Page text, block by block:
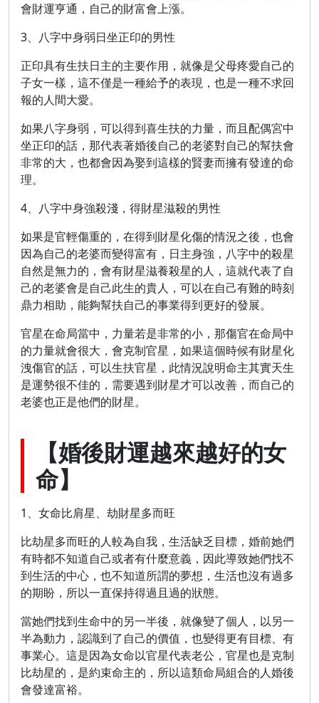
會財運亨通，自己的財富會上漲。
3、八字中身弱日坐正印的男性
正印具有生扶日主的主要作用，就像是父母疼愛自己的
子女一樣，這不僅是一種給予的表現，也是一種不求回
報的人間大愛。
如果八字身弱，可以得到喜生扶的力量，而且配偶宮中
坐正印的話，那代表著婚後自己的老婆對自己的幫扶會
非常的大，也都會因為娶到這樣的賢妻而擁有發達的命
理。
4、八字中身強殺淺，得財星滋殺的男性
如果是官輕傷重的，在得到財星化傷的情況之後，也會
因為自己的老婆而變得富有，日主身強，八字中的殺星
自然是無力的，會有財星滋養殺星的人，這就代表了自
己的老婆會是自己此生的貴人，可以在自己有難的時刻
鼎力相助，能夠幫扶自己的事業得到更好的發展。
官星在命局當中，力量若是非常的小，那傷官在命局中
的力量就會很大，會克制官星，如果這個時候有財星化
洩傷官的話，可以生扶官星，此情況說明命主其實天生
是運勢很不佳的，需要遇到財星才可以改善，而自己的
老婆也正是他們的財星。
【婚後財運越來越好的女
命】
1、女命比肩星、劫財星多而旺
比劫星多而旺的人較為自我，生活缺乏目標，婚前她們
有時都不知道自己或者有什麼意義，因此導致她們找不
到生活的中心，也不知道所謂的夢想，生活也沒有過多
的期盼，所以一直保持得過且過的狀態。
當她們找到生命中的另一半後，就像變了個人，以另一
半為動力，認識到了自己的價值，也變得更有目標、有
事業心。這是因為女命以官星代表老公，官星也是克制
比劫星的，是約束命主的，所以這類命局組合的人婚後
會發達富裕。